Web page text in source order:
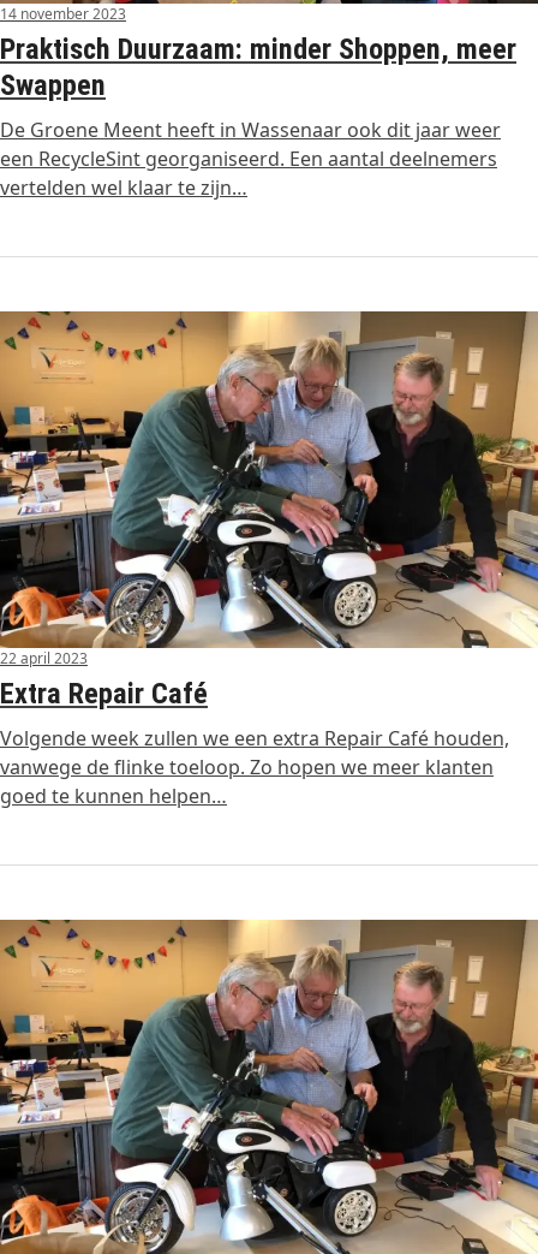
14 november 2023
Praktisch Duurzaam: minder Shoppen, meer
Swappen
De Groene Meent heeft in Wassenaar ook dit jaar weer
een RecycleSint georganiseerd. Een aantal deelnemers
vertelden wel klaar te zijn…
22 april 2023
Extra Repair Café
Volgende week zullen we een extra Repair Café houden,
vanwege de flinke toeloop. Zo hopen we meer klanten
goed te kunnen helpen…